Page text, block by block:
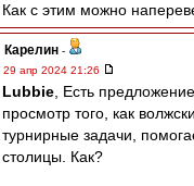
Как с этим можно
Карелин -
29 апр 2024 21:26
Lubbie , Есть
просмотр того, как
турнирные задачи,
столицы. Как?